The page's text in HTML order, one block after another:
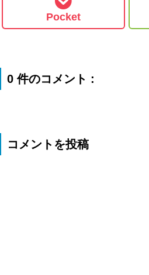
Pocket
0 件のコメント :
コメントを投稿